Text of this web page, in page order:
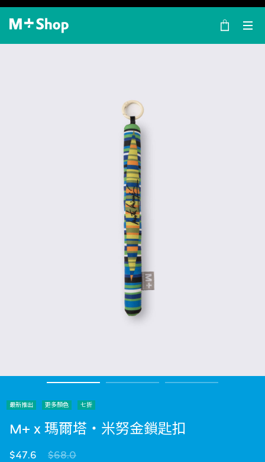
×
M+ Shop
最新推出 更多顏色 七折
M+ x 瑪爾塔・米努金鎖匙扣
$47.6 Price reduced from
$68.0to